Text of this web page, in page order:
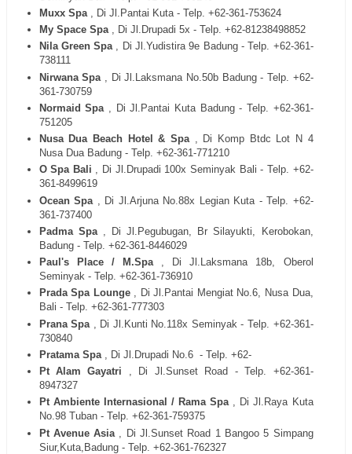
Muxx Spa
, Di Jl.Pantai Kuta - Telp. +62-361-753624
My Space Spa , Di Jl.Drupadi 5x - Telp. +62-81238498852
Nila Green Spa , Di Jl.Yudistira 9e Badung - Telp. +62-361-
738111
Nirwana Spa
, Di Jl.Laksmana No.50b Badung - Telp. +62-
361-730759
Normaid Spa
, Di Jl.Pantai Kuta Badung - Telp. +62-361-
751205
Nusa Dua Beach Hotel & Spa , Di Komp Btdc Lot N 4
Nusa Dua Badung - Telp. +62-361-771210
O Spa Bali , Di Jl.Drupadi 100x Seminyak Bali - Telp. +62-
361-8499619
Ocean Spa
, Di Jl.Arjuna No.88x Legian Kuta - Telp. +62-
361-737400
Padma Spa
, Di Jl.Pegubugan, Br Silayukti, Kerobokan,
Badung - Telp. +62-361-8446029
Paul's Place / M.Spa , Di Jl.Laksmana 18b, Oberol
Seminyak - Telp. +62-361-736910
Prada Spa Lounge , Di Jl.Pantai Mengiat No.6, Nusa Dua,
Bali - Telp. +62-361-777303
Prana Spa
, Di Jl.Kunti No.118x Seminyak - Telp. +62-361-
730840
Pratama Spa
, Di Jl.Drupadi No.6 - Telp. +62-
Pt Alam Gayatri , Di Jl.Sunset Road - Telp. +62-361-
8947327
Pt Ambiente Internasional / Rama Spa , Di Jl.Raya Kuta
No.98 Tuban - Telp. +62-361-759375
Pt Avenue Asia
, Di Jl.Sunset Road 1 Bangoo 5 Simpang
Siur,Kuta,Badung - Telp. +62-361-762327